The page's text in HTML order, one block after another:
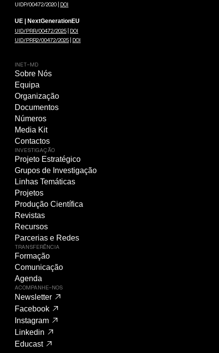
UIDP/00472/2020 | DOI
UE | NextGenerationEU
UID/PRR/00472/2025 | DOI
UID/PRR2/00472/2025 | DOI
INET-MD
Sobre Nós
Equipa
Organização
Documentos
Números
Media Kit
Contactos
INVESTIGAÇÃO
Projeto Estratégico
Grupos de Investigação
Linhas Temáticas
Projetos
Produção Científica
Revistas
Recursos
Parcerias e Redes
TRANSFERÊNCIA
Formação
Comunicação
Agenda
ACOMPANHE-NOS
Newsletter
Facebook
Instagram
Linkedin
Educast